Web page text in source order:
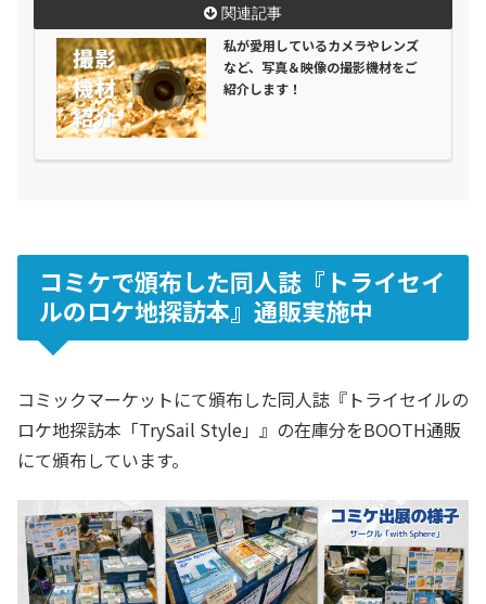
私が愛用しているカメラやレンズ
など、写真＆映像の撮影機材をご
紹介します！
コミケで頒布した同人誌『トライセイ
ルのロケ地探訪本』通販実施中
コミックマーケットにて頒布した同人誌『トライセイルの
ロケ地探訪本「TrySail Style」』の在庫分をBOOTH通販
にて頒布しています。